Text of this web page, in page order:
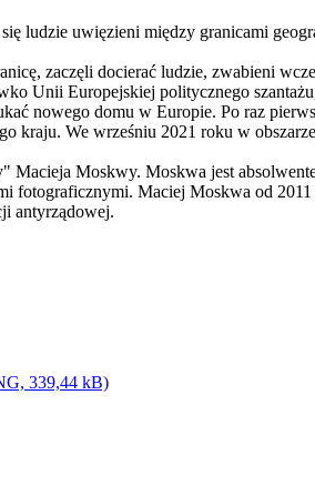
ludzie uwięzieni między granicami
zaczęli docierać ludzie, zwabieni
Unii Europejskiej politycznego
nowego domu w Europie. Po raz
kraju. We wrześniu 2021 roku w
Macieja Moskwy. Moskwa jest
fotograficznymi. Maciej Moskwa od
antyrządowej.
339,44 kB)